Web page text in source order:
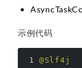
示例代码
@Slf4j